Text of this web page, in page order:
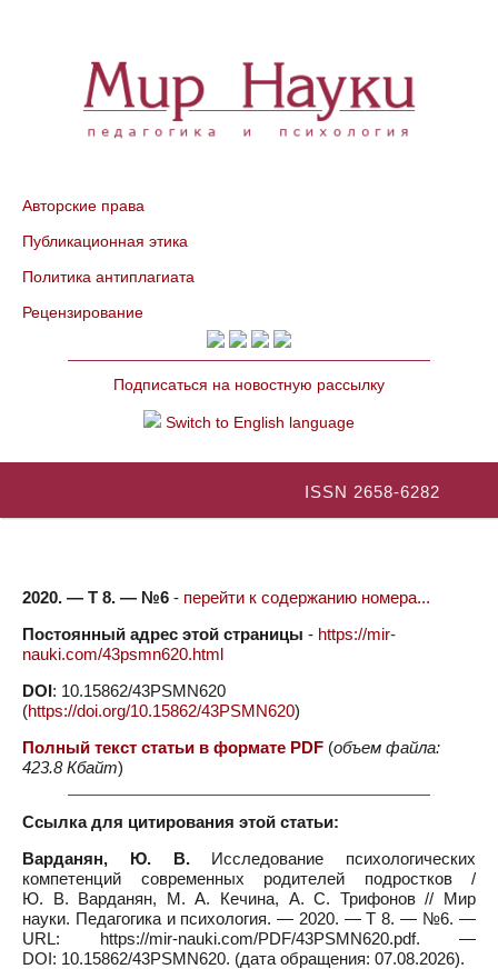
Авторские права
Публикационная этика
Политика антиплагиата
Рецензирование
Подписаться на новостную рассылку
Switch to English language
ISSN 2658-6282
2020. — Т 8. — №6 - перейти к содержанию номера...
Постоянный адрес этой страницы - https://mir-
nauki.com/43psmn620.html
DOI: 10.15862/43PSMN620
(https://doi.org/10.15862/43PSMN620)
Полный текст статьи в формате PDF (объем файла:
423.8 Кбайт)
Ссылка для цитирования этой статьи:
Варданян, Ю. В.Исследование психологических
компетенций современных родителей подростков /
Ю. В. Варданян, М. А. Кечина, А. С. Трифонов // Мир
науки. Педагогика и психология. — 2020. — Т 8. — №6. —
URL: https://mir-nauki.com/PDF/43PSMN620.pdf. —
DOI: 10.15862/43PSMN620. (дата обращения: 07.08.2026).